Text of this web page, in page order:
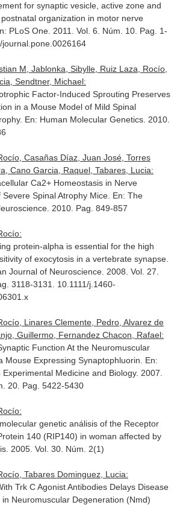
for synaptic vesicle, active zone and
organization in motor nerve
PLoS One. 2011. Vol. 6. Núm. 10. Pag. 1-
journal.pone.0026164
M, Jablonka, Sibylle, Ruiz Laza, Rocío,
Sendtner, Michael:
Factor-Induced Sprouting Preserves
in a Mouse Model of Mild Spinal
En: Human Molecular Genetics. 2010.
Casañas Díaz, Juan José, Torres
Cano Garcia, Raquel, Tabares, Lucia:
Ca2+ Homeostasis in Nerve
Spinal Atrophy Mice. En: The
. 2010. Pag. 849-857
protein-alpha is essential for the high
of exocytosis in a vertebrate synapse.
Journal of Neuroscience. 2008. Vol. 27.
3118-3131. 10.1111/j.1460-
Linares Clemente, Pedro, Alvarez de
Guillermo, Fernandez Chacon, Rafael:
Function At the Neuromuscular
Mouse Expressing Synaptophluorin. En:
Experimental Medicine and Biology. 2007.
20. Pag. 5422-5430
genetic análisis of the Receptor
140 (RIP140) in woman affected by
2005. Vol. 30. Núm. 2(1)
Tabares Dominguez, Lucia:
Trk C Agonist Antibodies Delays Disease
in Neuromuscular Degeneration (Nmd)